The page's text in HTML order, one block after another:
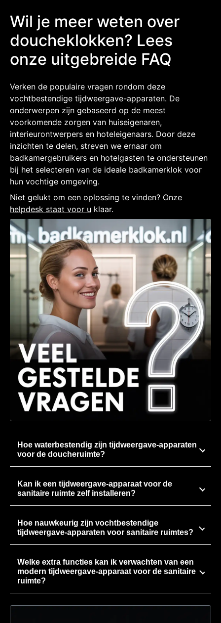
Wil je meer weten over
doucheklokken? Lees
onze uitgebreide FAQ
Verken de populaire vragen rondom deze
vochtbestendige tijdweergave-apparaten. De
onderwerpen zijn gebaseerd op de meest
voorkomende zorgen van huiseigenaren,
interieurontwerpers en hoteleigenaars. Door deze
inzichten te delen, streven we ernaar om
badkamergebruikers en hotelgasten te ondersteunen
bij het selecteren van de ideale badkamerklok voor
hun vochtige omgeving.
Niet gelukt om een oplossing te vinden? Onze
helpdesk staat voor u klaar.
Hoe waterbestendig zijn tijdweergave-apparaten
voor de doucheruimte?
Kan ik een tijdweergave-apparaat voor de
sanitaire ruimte zelf installeren?
Hoe nauwkeurig zijn vochtbestendige
tijdweergave-apparaten voor sanitaire ruimtes?
Welke extra functies kan ik verwachten van een
modern tijdweergave-apparaat voor de sanitaire
ruimte?